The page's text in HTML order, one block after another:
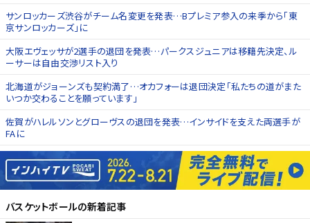
サンロッカーズ渋谷がチーム名変更を発表…Bプレミア参入の来季から「東
京サンロッカーズ」に
大阪エヴェッサが2選手の退団を発表…パークスジュニアは移籍先決定、ル
ーサーは自由交渉リスト入り
北海道がジョーンズも契約満了…オカフォーは退団決定「私たちの道がまた
いつか交わることを願っています」
佐賀がハレルソンとグローヴスの退団を発表…インサイドを支えた両選手が
FAに
バスケットボールの新着記事